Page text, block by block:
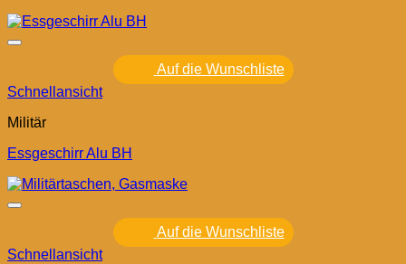
Auf die Wunschliste
Schnellansicht
Militär
Essgeschirr Alu BH
Auf die Wunschliste
Schnellansicht